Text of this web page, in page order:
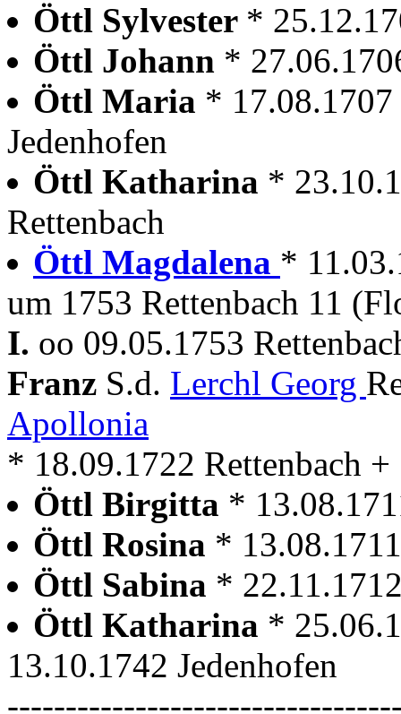
Öttl Sylvester *
Öttl Johann *
Öttl Maria * 17.08.1707
Jedenhofen
Öttl Katharina *
Rettenbach
Öttl Magdalena *
um 1753 Rettenbach 11
I. oo 09.05.1753
Franz S.d. Lerchl Georg
Apollonia
* 18.09.1722 Rettenbach
Öttl Birgitta *
Öttl Rosina *
Öttl Sabina *
Öttl Katharina *
13.10.1742 Jedenhofen